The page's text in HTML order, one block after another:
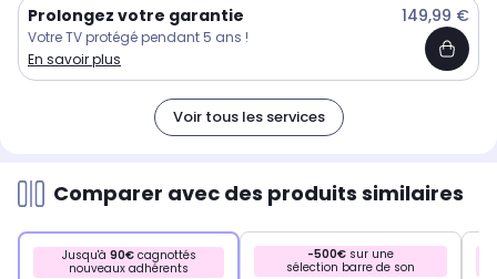
Prolongez votre garantie 149,99 €
Votre TV protégé pendant 5 ans !
En savoir plus
Voir tous les services
Comparer avec des produits similaires
Jusqu'à 90€cagnottés
nouveaux adhérents
-500€ sur une
sélection barre de son